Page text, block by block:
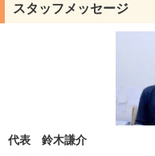
スタッフメッセージ
代表 鈴木謙介